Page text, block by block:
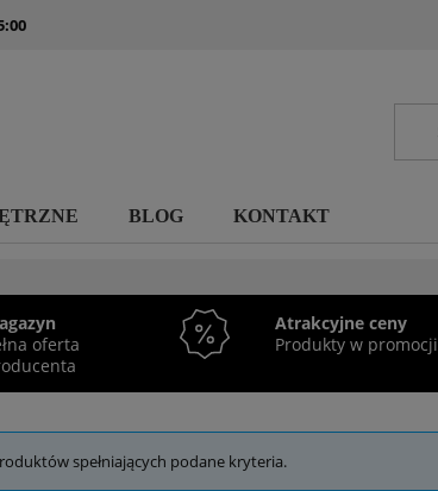
BLOG KONTAKT
oferta
Atrakcyjne ceny
Produkty w promocji
spełniających podane kryteria.